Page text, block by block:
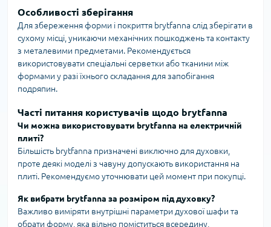
Особливості зберігання
Для збереження форми і покриття brytfanna слід зберігати в
сухому місці, уникаючи механічних пошкоджень та контакту
з металевими предметами. Рекомендується
використовувати спеціальні серветки або тканини між
формами у разі їхнього складання для запобігання
подряпин.
Часті питання користувачів щодо brytfanna
Чи можна використовувати brytfanna на електричній
плиті?
Більшість brytfanna призначені виключно для духовки,
проте деякі моделі з чавуну допускають використання на
плиті. Рекомендуємо уточнювати цей момент при покупці.
Як вибрати brytfanna за розміром під духовку?
Важливо виміряти внутрішні параметри духової шафи та
обрати форму, яка вільно поміститься всередину,